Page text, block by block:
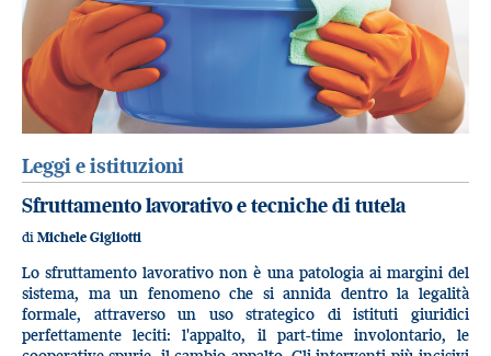
Leggi e istituzioni
Sfruttamento lavorativo e tecniche di tutela
di Michele Gigliotti
Lo sfruttamento lavorativo non è una patologia ai margini del
sistema, ma un fenomeno che si annida dentro la legalità
formale, attraverso un uso strategico di istituti giuridici
perfettamente leciti: l'appalto, il part-time involontario, le